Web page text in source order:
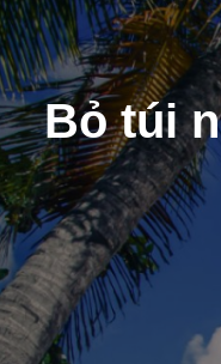
Bỏ túi